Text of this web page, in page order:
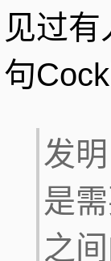
见过
句
发
是
之